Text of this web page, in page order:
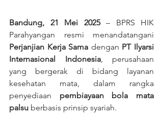
Bandung, 21 Mei 2025 – BPRS HIK
Perjanjian Kerja Sama dengan PT Ilyarsi
Internasional Indonesia, perusahaan
yang bergerak di bidang layanan
kesehatan mata, dalam rangka
penyediaan pembiayaan bola mata
palsu berbasis prinsip syariah.